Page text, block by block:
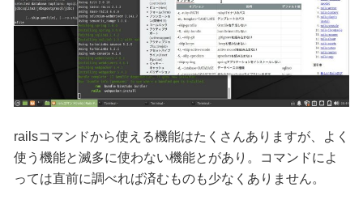
railsコマンドから使える機能はたくさんありますが、よく
使う機能と滅多に使わない機能とがあり。コマンドによ
っては直前に調べれば済むものも少なくありません。